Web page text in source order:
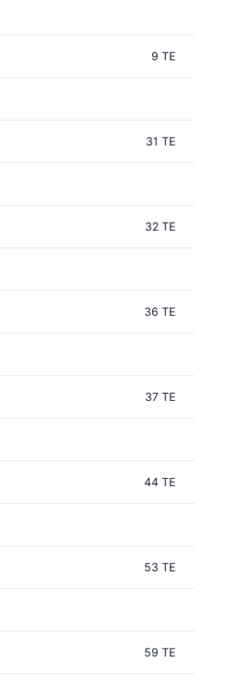
9 TE
31 TE
32 TE
36 TE
37 TE
44 TE
53 TE
59 TE